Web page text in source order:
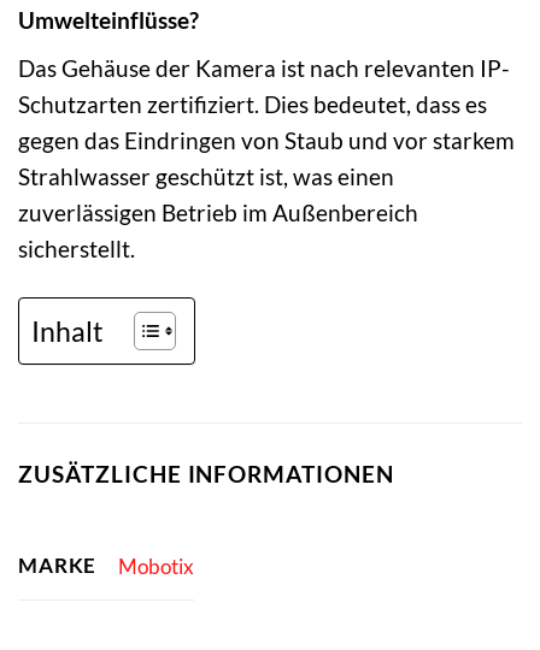
Umwelteinflüsse?
Das Gehäuse der Kamera ist nach relevanten IP-
Schutzarten zertifiziert. Dies bedeutet, dass es
gegen das Eindringen von Staub und vor starkem
Strahlwasser geschützt ist, was einen
zuverlässigen Betrieb im Außenbereich
sicherstellt.
Inhalt
ZUSÄTZLICHE INFORMATIONEN
MARKE Mobotix